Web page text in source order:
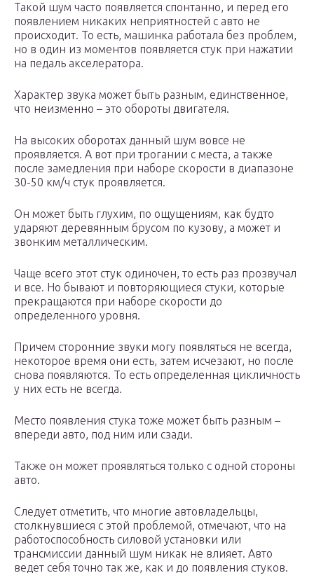
Такой шум часто появляется спонтанно, и перед его
появлением никаких неприятностей с авто не
происходит. То есть, машинка работала без проблем,
но в один из моментов появляется стук при нажатии
на педаль акселератора.
Характер звука может быть разным, единственное,
что неизменно – это обороты двигателя.
На высоких оборотах данный шум вовсе не
проявляется. А вот при трогании с места, а также
после замедления при наборе скорости в диапазоне
30-50 км/ч стук проявляется.
Он может быть глухим, по ощущениям, как будто
ударяют деревянным брусом по кузову, а может и
звонким металлическим.
Чаще всего этот стук одиночен, то есть раз прозвучал
и все. Но бывают и повторяющиеся стуки, которые
прекращаются при наборе скорости до
определенного уровня.
Причем сторонние звуки могу появляться не всегда,
некоторое время они есть, затем исчезают, но после
снова появляются. То есть определенная цикличность
у них есть не всегда.
Место появления стука тоже может быть разным –
впереди авто, под ним или сзади.
Также он может проявляться только с одной стороны
авто.
Следует отметить, что многие автовладельцы,
столкнувшиеся с этой проблемой, отмечают, что на
работоспособность силовой установки или
трансмиссии данный шум никак не влияет. Авто
ведет себя точно так же, как и до появления стуков.